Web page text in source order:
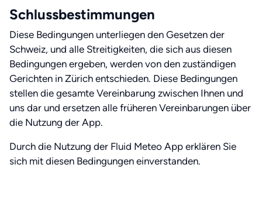
Schlussbestimmungen
Diese Bedingungen unterliegen den Gesetzen der
Schweiz, und alle Streitigkeiten, die sich aus diesen
Bedingungen ergeben, werden von den zuständigen
Gerichten in Zürich entschieden. Diese Bedingungen
stellen die gesamte Vereinbarung zwischen Ihnen und
uns dar und ersetzen alle früheren Vereinbarungen über
die Nutzung der App.
Durch die Nutzung der Fluid Meteo App erklären Sie
sich mit diesen Bedingungen einverstanden.